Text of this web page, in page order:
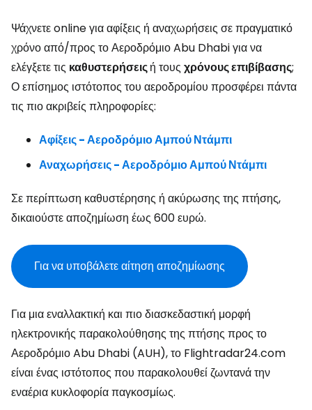
Ψάχνετε online για αφίξεις ή αναχωρήσεις σε πραγματικό
χρόνο από/προς το Αεροδρόμιο Abu Dhabi για να
ελέγξετε τις καθυστερήσειςή τους χρόνους επιβίβασης;
Ο επίσημος ιστότοπος του αεροδρομίου προσφέρει πάντα
τις πιο ακριβείς πληροφορίες:
Αφίξεις - Αεροδρόμιο Αμπού Ντάμπι
Αναχωρήσεις - Αεροδρόμιο Αμπού Ντάμπι
Σε περίπτωση καθυστέρησης ή ακύρωσης της πτήσης,
δικαιούστε αποζημίωση έως 600 ευρώ.
Για να υποβάλετε αίτηση αποζημίωσης
Για μια εναλλακτική και πιο διασκεδαστική μορφή
ηλεκτρονικής παρακολούθησης της πτήσης προς το
Αεροδρόμιο Abu Dhabi (AUH), το Flightradar24.com
είναι ένας ιστότοπος που παρακολουθεί ζωντανά την
εναέρια κυκλοφορία παγκοσμίως.